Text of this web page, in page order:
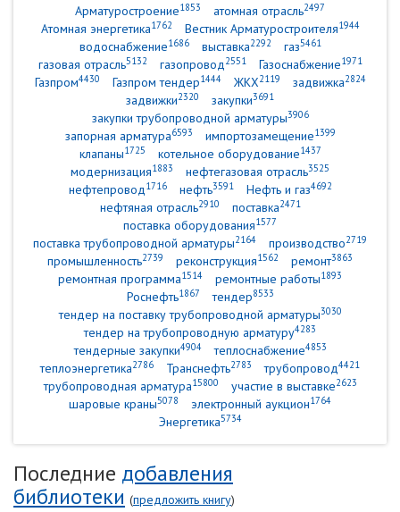
Арматуростроение1853 атомная отрасль2497
Атомная энергетика1762 Вестник Арматуростроителя1944
водоснабжение1686 выставка2292 газ5461
газовая отрасль5132 газопровод2551 Газоснабжение1971
Газпром4430 Газпром тендер1444 ЖКХ2119 задвижка2824
задвижки2320 закупки3691
закупки трубопроводной арматуры3906
запорная арматура6593 импортозамещение1399
клапаны1725 котельное оборудование1437
модернизация1883 нефтегазовая отрасль3525
нефтепровод1716 нефть3591 Нефть и газ4692
нефтяная отрасль2910 поставка2471
поставка оборудования1577
поставка трубопроводной арматуры2164 производство2719
промышленность2739 реконструкция1562 ремонт3863
ремонтная программа1514 ремонтные работы1893
Роснефть1867 тендер8533
тендер на поставку трубопроводной арматуры3030
тендер на трубопроводную арматуру4283
тендерные закупки4904 теплоснабжение4853
теплоэнергетика2786 Транснефть2783 трубопровод4421
трубопроводная арматура15800 участие в выставке2623
шаровые краны5078 электронный аукцион1764
Энергетика5734
Последние добавления
библиотеки (предложить книгу)